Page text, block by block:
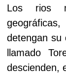
Los rios
detengan su
llamado
descienden,